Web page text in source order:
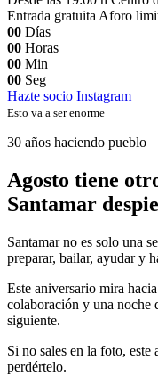
Entrada gratuita Aforo
00 Días
00 Horas
00 Min
00 Seg
Hazte socio Instagram
Esto va a ser enorme
30 años haciendo pueblo
Agosto tiene
Santamar
Santamar no es solo una
preparar, bailar, ayudar y
Este aniversario mira
colaboración y una noche
siguiente.
Si no sales en la foto,
perdértelo.